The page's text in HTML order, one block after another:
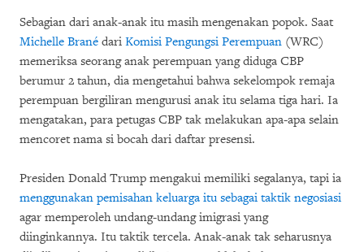
Sebagian dari anak-anak itu masih mengenakan popok. Saat
Michelle Brané dari Komisi Pengungsi Perempuan (WRC)
memeriksa seorang anak perempuan yang diduga CBP
berumur 2 tahun, dia mengetahui bahwa sekelompok remaja
perempuan bergiliran mengurusi anak itu selama tiga hari. Ia
mengatakan, para petugas CBP tak melakukan apa-apa selain
mencoret nama si bocah dari daftar presensi.
Presiden Donald Trump mengakui memiliki segalanya, tapi ia
menggunakan pemisahan keluarga itu sebagai taktik negosiasi
agar memperoleh undang-undang imigrasi yang
diinginkannya. Itu taktik tercela. Anak-anak tak seharusnya